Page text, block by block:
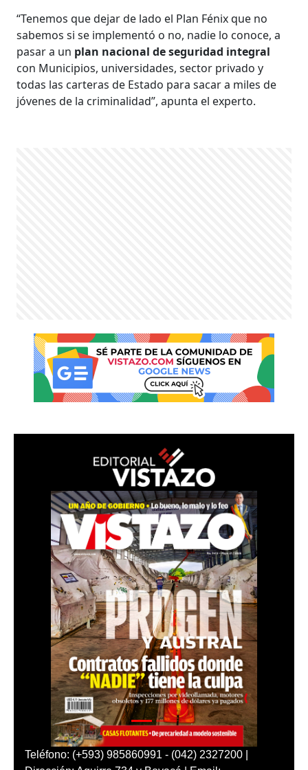
“Tenemos que dejar de lado el Plan Fénix que no
sabemos si se implementó o no, nadie lo conoce, a
pasar a un plan nacional de seguridad integral
con Municipios, universidades, sector privado y
todas las carteras de Estado para sacar a miles de
jóvenes de la criminalidad”, apunta el experto.
Teléfono: (+593) 985860991 - (042) 2327200 |